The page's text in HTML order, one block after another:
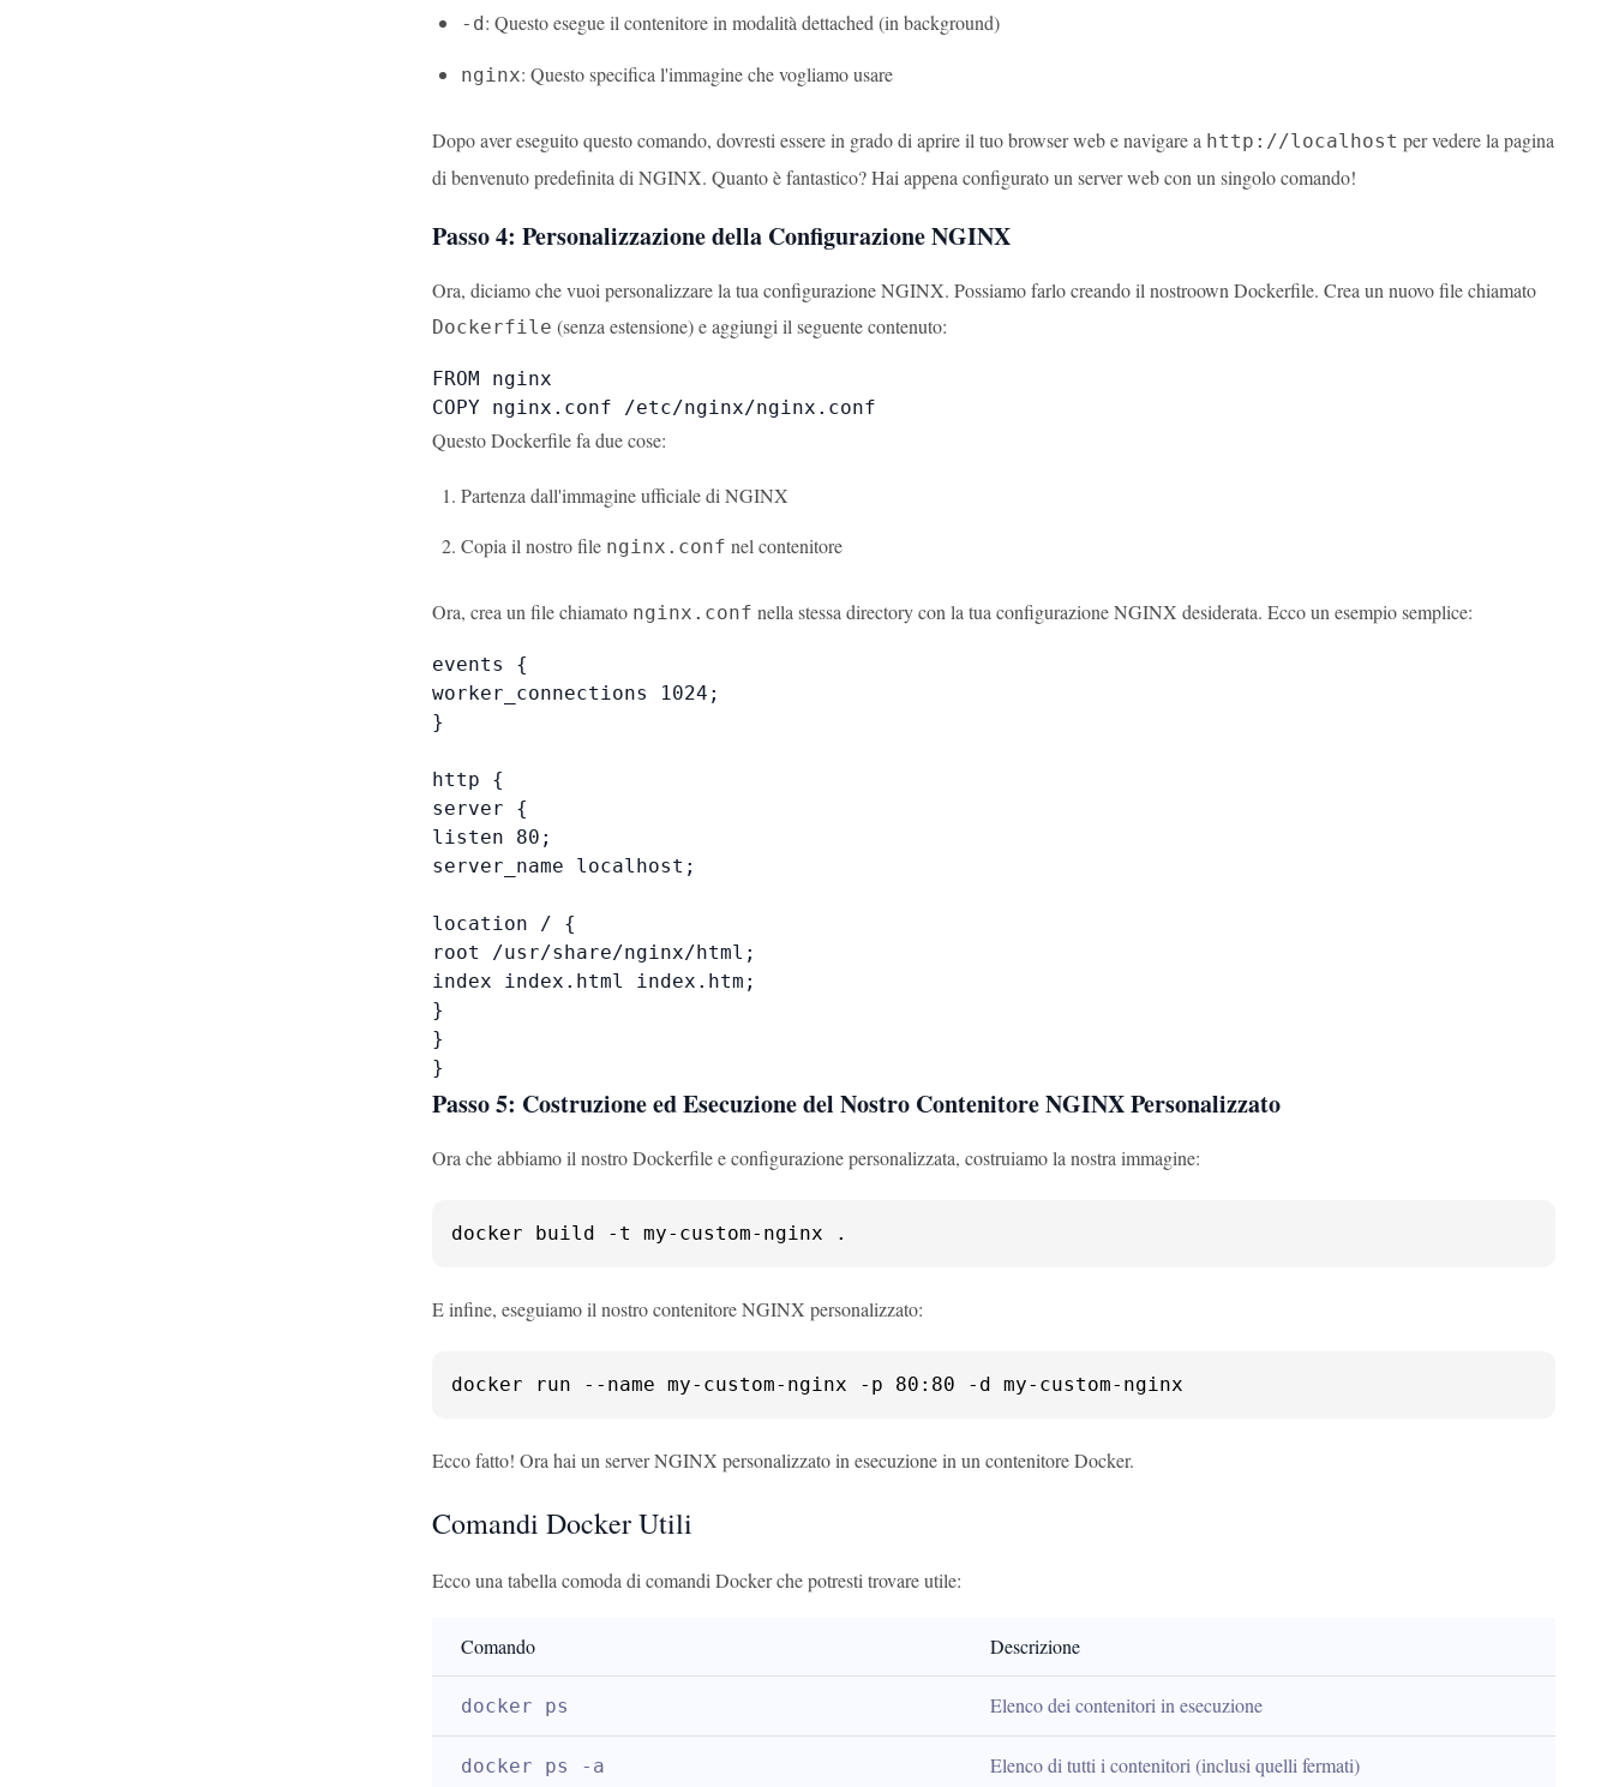
-d: Questo esegue il contenitore in modalità dettached (in background)
nginx: Questo specifica l'immagine che vogliamo usare
Dopo aver eseguito questo comando, dovresti essere in grado di aprire il tuo browser web e navigare a http://localhost per vedere la pagina
di benvenuto predefinita di NGINX. Quanto è fantastico? Hai appena configurato un server web con un singolo comando!
Passo 4: Personalizzazione della Configurazione NGINX
Ora, diciamo che vuoi personalizzare la tua configurazione NGINX. Possiamo farlo creando il nostroown Dockerfile. Crea un nuovo file chiamato
Dockerfile (senza estensione) e aggiungi il seguente contenuto:
FROM nginx
COPY nginx.conf /etc/nginx/nginx.conf
Questo Dockerfile fa due cose:
Partenza dall'immagine ufficiale di NGINX
Copia il nostro file nginx.conf nel contenitore
Ora, crea un file chiamato nginx.conf nella stessa directory con la tua configurazione NGINX desiderata. Ecco un esempio semplice:
events {
worker_connections 1024;
}
http {
server {
listen 80;
server_name localhost;
location / {
root /usr/share/nginx/html;
index index.html index.htm;
}
}
}
Passo 5: Costruzione ed Esecuzione del Nostro Contenitore NGINX Personalizzato
Ora che abbiamo il nostro Dockerfile e configurazione personalizzata, costruiamo la nostra immagine:
docker build -t my-custom-nginx .
E infine, eseguiamo il nostro contenitore NGINX personalizzato:
docker run --name my-custom-nginx -p 80:80 -d my-custom-nginx
Ecco fatto! Ora hai un server NGINX personalizzato in esecuzione in un contenitore Docker.
Comandi Docker Utili
Ecco una tabella comoda di comandi Docker che potresti trovare utile:
Comando Descrizione
docker ps Elenco dei contenitori in esecuzione
docker ps -a Elenco di tutti i contenitori (inclusi quelli fermati)